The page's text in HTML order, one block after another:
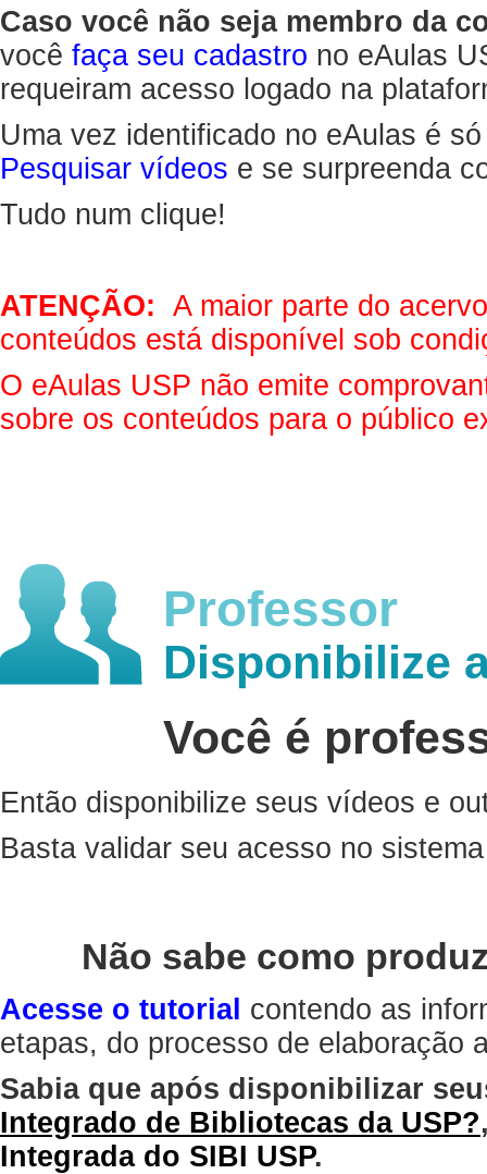
Caso você não seja membro da
você faça seu cadastro no eAulas
requeiram acesso logado na
Uma vez identificado no eAulas é
Pesquisar vídeos e se surpreenda
Tudo num clique!
ATENÇÃO: A maior parte do
conteúdos está disponível sob
O eAulas USP não emite
sobre os conteúdos para o público
Professor
Disponibilize
Você é
Então disponibilize seus vídeos e
Basta validar seu acesso no
Não sabe como
Acesse o tutorial contendo as
etapas, do processo de elaboração
Sabia que após disponibilizar
Integrado de Bibliotecas da USP?
Integrada do SIBI USP.